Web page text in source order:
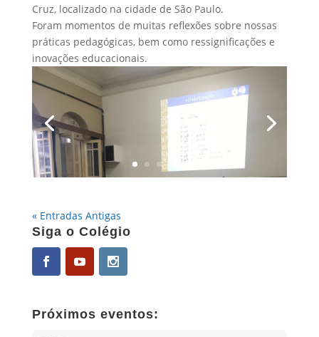
Cruz, localizado na cidade de São Paulo.
Foram momentos de muitas reflexões sobre nossas
práticas pedagógicas, bem como ressignificações e
inovações educacionais.
« Entradas Antigas
Siga o Colégio
Próximos eventos: